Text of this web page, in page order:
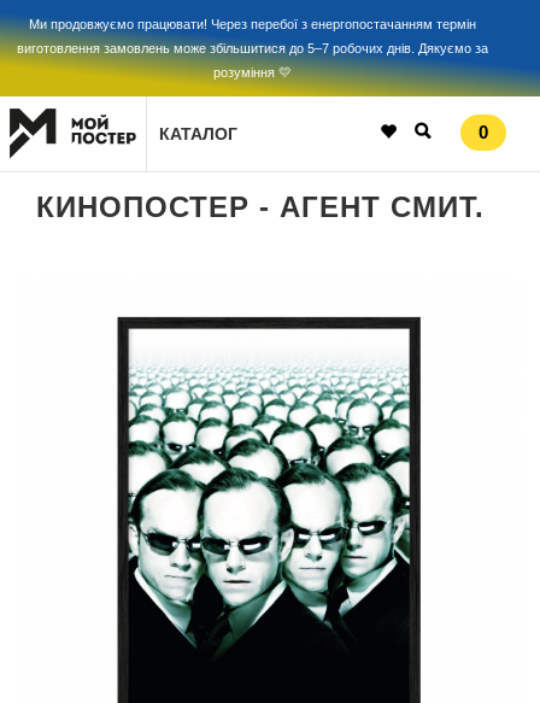
Ми продовжуємо працювати! Через перебої з енергопостачанням термін
виготовлення замовлень може збільшитися до 5–7 робочих днів. Дякуємо за
розуміння 💛
КАТАЛОГ 0
КИНОПОСТЕР - АГЕНТ СМИТ.